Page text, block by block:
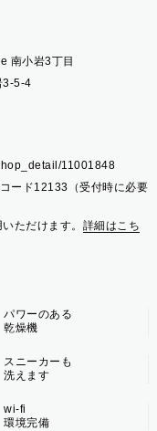
南小岩3丁目
3-5-4
11001848
ード12133（受付時に必要
ただけます。 詳細はこち
パワーのある
乾燥機
スニーカーも
洗えます
wi-fi
環境完備